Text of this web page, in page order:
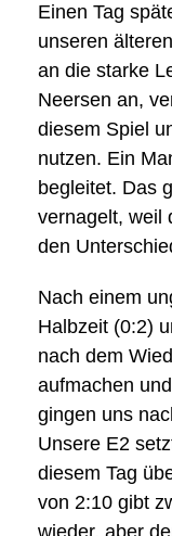
Einen Tag
unseren
an die starke
Neersen an,
diesem Spiel
nutzen. Ein
begleitet. Das
vernagelt, weil
den
Nach einem
Halbzeit (0:2)
nach dem
aufmachen
gingen uns
Unsere E2
diesem Tag
von 2:10 gibt
wieder, aber